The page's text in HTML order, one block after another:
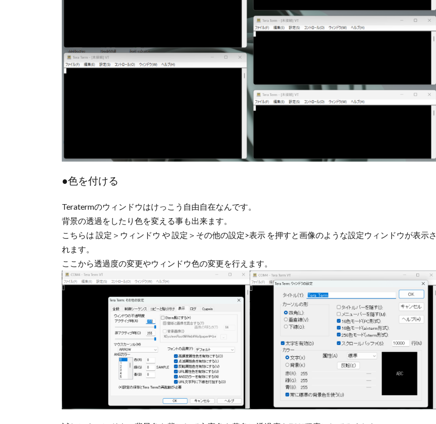
●色を付ける
Teratermのウィンドウはけっこう自由自在なんです。
背景の透過をしたり色を変える事も出来ます。
こちらは 設定＞ウィンドウ や 設定＞その他の設定>表示 を押すと画像のような設定ウィンドウが表示さ
れます。
ここから透過度の変更やウィンドウ色の変更を行えます。